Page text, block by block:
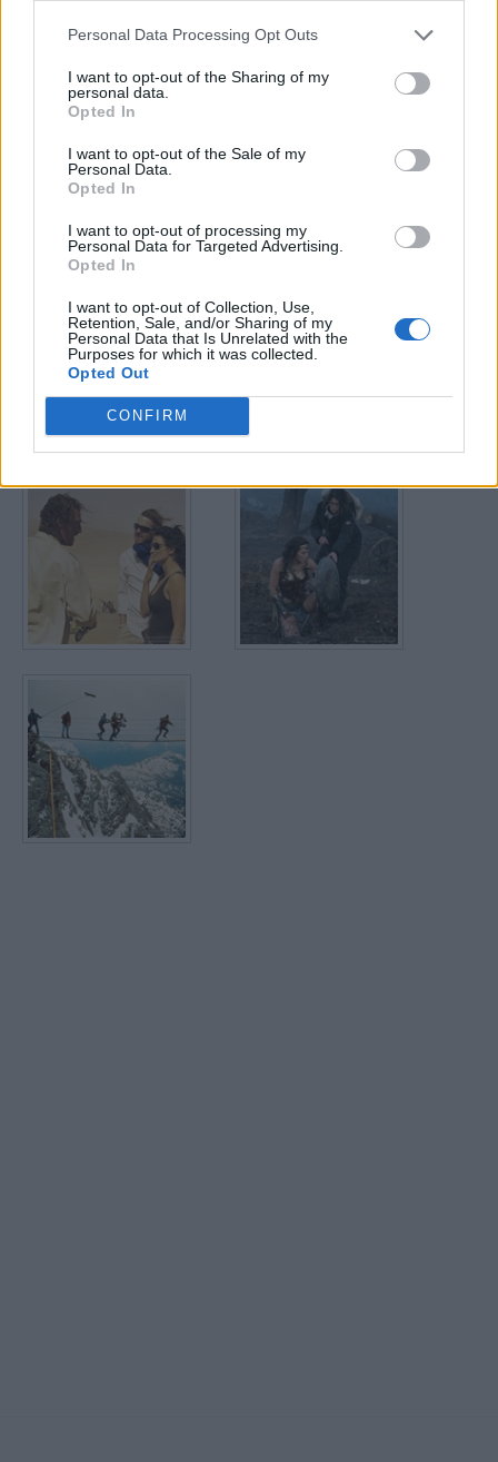
Personal Data Processing Opt Outs
I want to opt-out of the Sharing of my
personal data.
Opted In
I want to opt-out of the Sale of my
Personal Data.
Opted In
I want to opt-out of processing my
Personal Data for Targeted Advertising.
Opted In
I want to opt-out of Collection, Use,
Retention, Sale, and/or Sharing of my
Personal Data that Is Unrelated with the
Purposes for which it was collected.
Opted Out
CONFIRM
Geben Sie Ihre Quiz-Nummer:
Suchen!
Nächste Rätsel:
Klicken Sie auf das Bild, um die Antwort zu sehen.